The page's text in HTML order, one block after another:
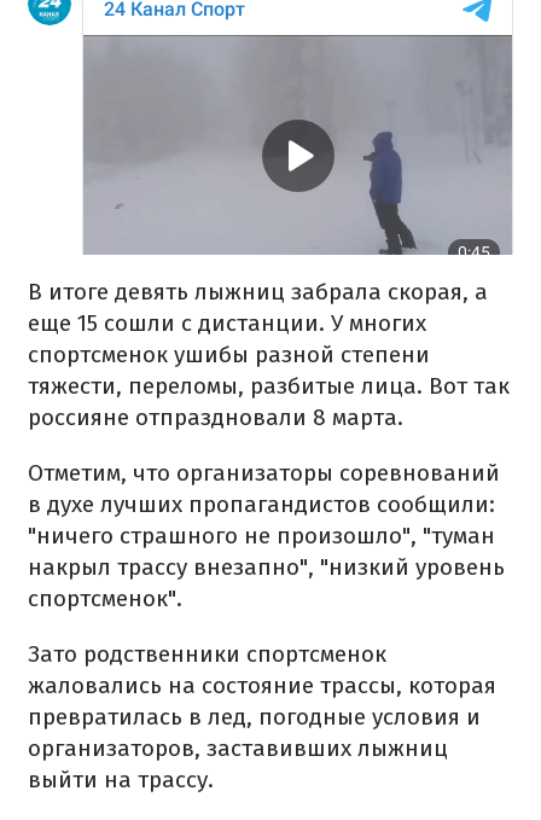
В итоге девять лыжниц забрала скорая, а
еще 15 сошли с дистанции. У многих
спортсменок ушибы разной степени
тяжести, переломы, разбитые лица. Вот так
россияне отпраздновали 8 марта.
Отметим, что организаторы соревнований
в духе лучших пропагандистов сообщили:
"ничего страшного не произошло", "туман
накрыл трассу внезапно", "низкий уровень
спортсменок".
Зато родственники спортсменок
жаловались на состояние трассы, которая
превратилась в лед, погодные условия и
организаторов, заставивших лыжниц
выйти на трассу.